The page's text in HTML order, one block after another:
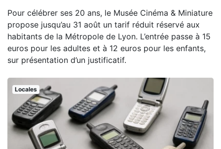
Pour célébrer ses 20 ans, le Musée Cinéma & Miniature
propose jusqu’au 31 août un tarif réduit réservé aux
habitants de la Métropole de Lyon. L’entrée passe à 15
euros pour les adultes et à 12 euros pour les enfants,
sur présentation d’un justificatif.
Locales